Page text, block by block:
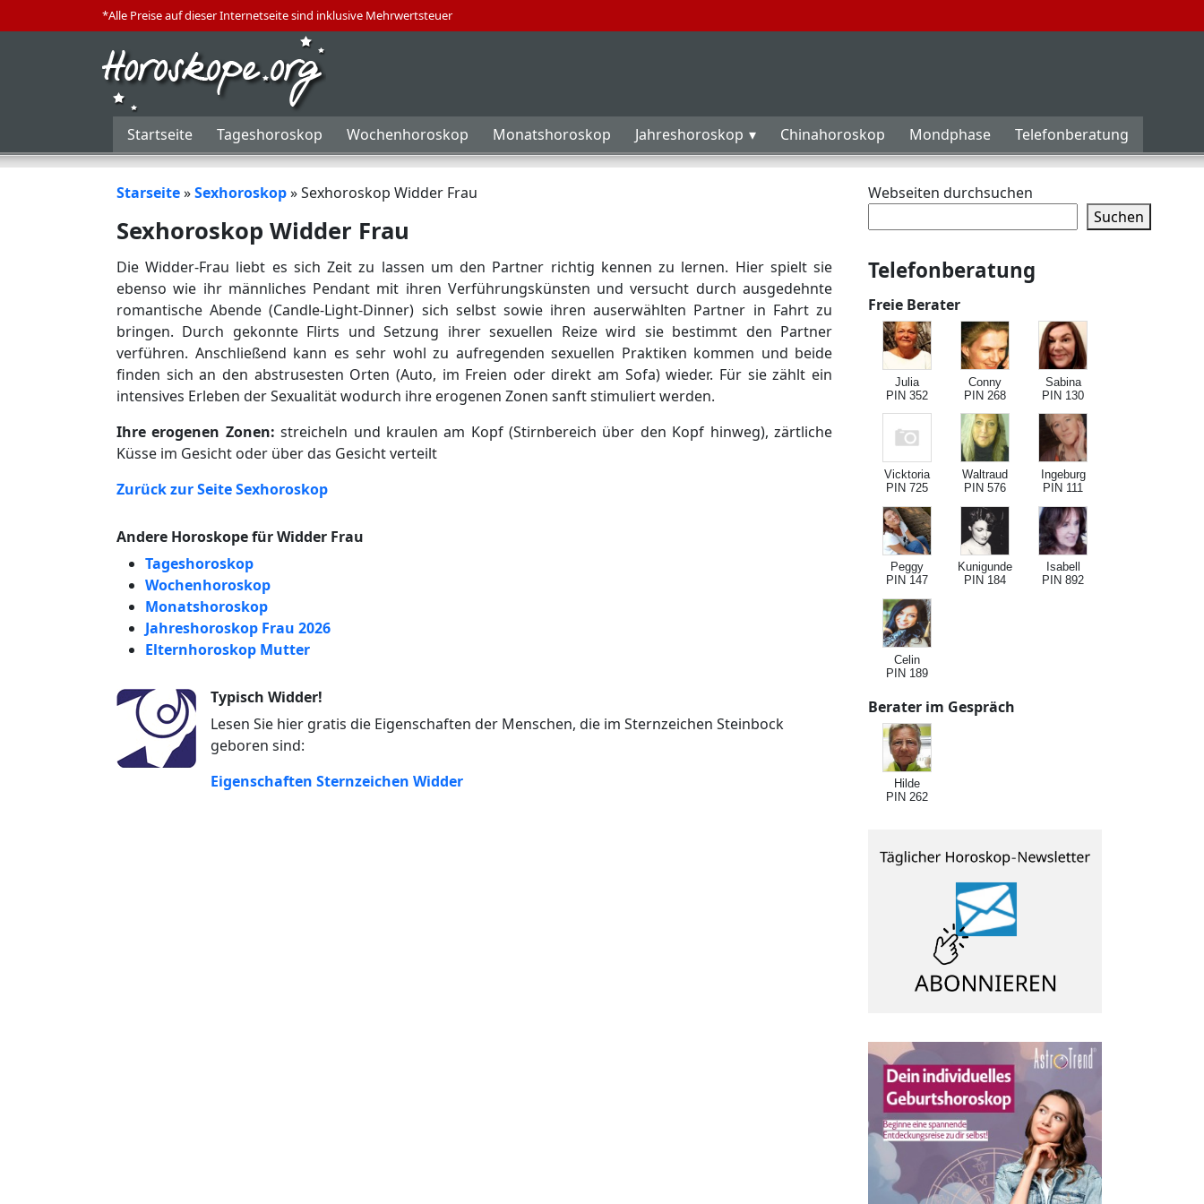
*Alle Preise auf dieser Internetseite sind inklusive Mehrwertsteuer
Startseite Tageshoroskop Wochenhoroskop Monatshoroskop Jahreshoroskop Chinahoroskop Mondphase Telefonberatung
Starseite»Sexhoroskop»Sexhoroskop Widder Frau
Sexhoroskop Widder Frau
Die Widder-Frau liebt es sich Zeit zu lassen um den Partner richtig kennen zu lernen. Hier spielt sie
ebenso wie ihr männliches Pendant mit ihren Verführungskünsten und versucht durch ausgedehnte
romantische Abende (Candle-Light-Dinner) sich selbst sowie ihren auserwählten Partner in Fahrt zu
bringen. Durch gekonnte Flirts und Setzung ihrer sexuellen Reize wird sie bestimmt den Partner
verführen. Anschließend kann es sehr wohl zu aufregenden sexuellen Praktiken kommen und beide
finden sich an den abstrusesten Orten (Auto, im Freien oder direkt am Sofa) wieder. Für sie zählt ein
intensives Erleben der Sexualität wodurch ihre erogenen Zonen sanft stimuliert werden.
Ihre erogenen Zonen: streicheln und kraulen am Kopf (Stirnbereich über den Kopf hinweg), zärtliche
Küsse im Gesicht oder über das Gesicht verteilt
Zurück zur Seite Sexhoroskop
Andere Horoskope für Widder Frau
Tageshoroskop
Wochenhoroskop
Monatshoroskop
Jahreshoroskop Frau 2026
Elternhoroskop Mutter
Typisch Widder!
Lesen Sie hier gratis die Eigenschaften der Menschen, die im Sternzeichen Steinbock
geboren sind:
Eigenschaften Sternzeichen Widder
Webseiten durchsuchen
Suchen
Telefonberatung
Freie Berater
Julia
PIN 352
Conny
PIN 268
Sabina
PIN 130
Vicktoria
PIN 725
Waltraud
PIN 576
Ingeburg
PIN 111
Peggy
PIN 147
Kunigunde
PIN 184
Isabell
PIN 892
Celin
PIN 189
Berater im Gespräch
Hilde
PIN 262